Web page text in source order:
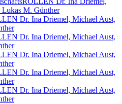
M. Günther
Dr. Ina Driemel, Michael Aust,
Dr. Ina Driemel, Michael Aust,
Dr. Ina Driemel, Michael Aust,
Dr. Ina Driemel, Michael Aust,
Dr. Ina Driemel, Michael Aust,